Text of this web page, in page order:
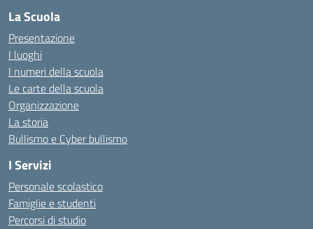
La Scuola
Presentazione
I luoghi
I numeri della scuola
Le carte della scuola
Organizzazione
La storia
Bullismo e Cyber bullismo
I Servizi
Personale scolastico
Famiglie e studenti
Percorsi di studio